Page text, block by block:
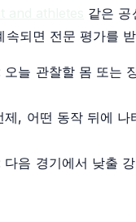
같은 공
속되면 전문 평가를
오늘 관찰할 몸 또는
제, 어떤 동작 뒤에 나
다음 경기에서 낮출